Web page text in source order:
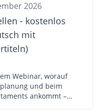
2026
- kostenlos
mit
Webinar, worauf
und beim
ankommt –